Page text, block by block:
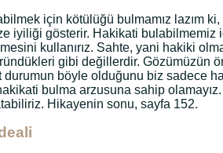
için kötülüğü bulmamız lazım
iyiliği gösterir. Hakikati bulabilmemiz
kullanırız. Sahte, yani hakiki
gibi değillerdir. Gözümüzün
durumun böyle olduğunu biz sadece
bulma arzusuna sahip
Hikayenin sonu, sayfa 152.